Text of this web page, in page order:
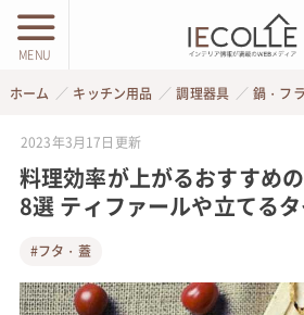
MENU
ホーム キッチン用品 調理器具 鍋・フ
2023年3月17日 更新
料理効率が上がるおすすめ
8選 ティファールや立てる
#フタ・蓋